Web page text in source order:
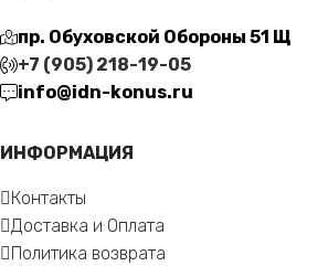
пр. Обуховской Обороны 51 Щ
+7 (905) 218-19-05
info@idn-konus.ru
ИНФОРМАЦИЯ
Контакты
Доставка и Оплата
Политика возврата